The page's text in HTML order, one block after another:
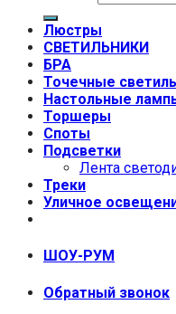
Люстры
СВЕТИЛЬНИКИ
БРА
Точечные
Настольные
Торшеры
Споты
Подсветки
Лента
Треки
Уличное
ШОУ-РУМ
Обратный звонок